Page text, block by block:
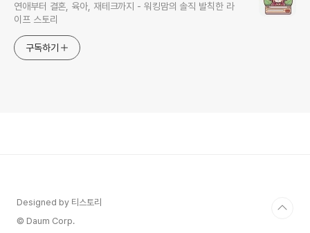
연애부터 결혼, 육아, 재테크까지 - 워킹맘의 솔직 발칙한 라
이프 스토리
구독하기
Designed by 티스토리
© Daum Corp.